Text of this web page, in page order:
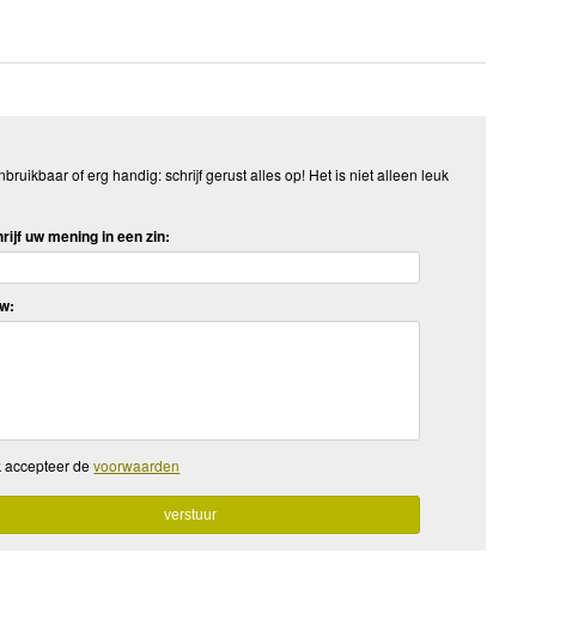
of erg handig: schrijf gerust alles op! Het is niet alleen leuk
uw mening in een zin:
accepteer devoorwaarden